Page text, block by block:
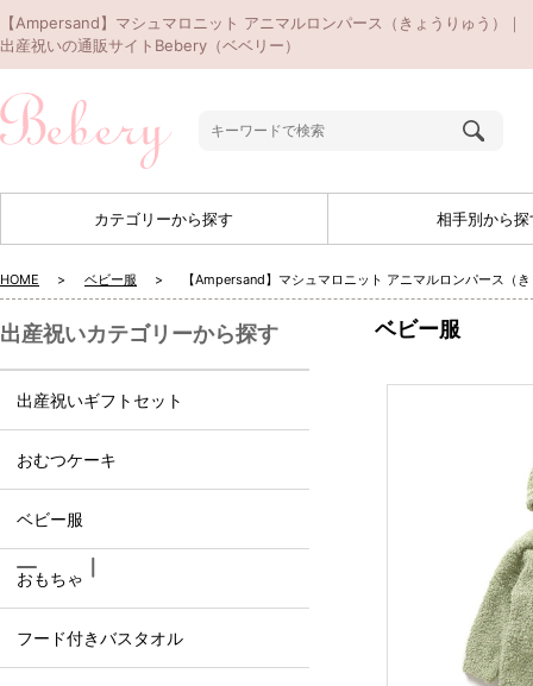
【Ampersand】マシュマロニット アニマルロンパース（きょうりゅう）｜
出産祝いの通販サイトBebery（ベベリー）
カテゴリーから探す 相手別から探
HOME ベビー服 【Ampersand】マシュマロニット アニマルロンパース（
ベビー服
出産祝いカテゴリーから探す
出産祝いギフトセット
おむつケーキ
ベビー服
おもちゃ
フード付きバスタオル